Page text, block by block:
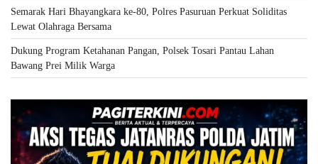
Semarak Hari Bhayangkara ke-80, Polres Pasuruan Perkuat Soliditas
Lewat Olahraga Bersama
Dukung Program Ketahanan Pangan, Polsek Tosari Pantau Lahan
Bawang Prei Milik Warga